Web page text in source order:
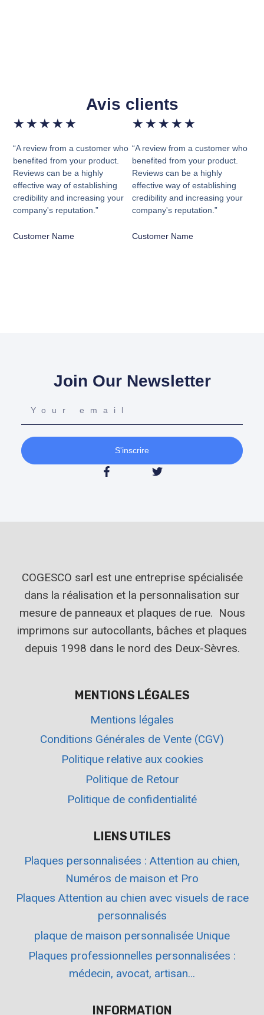
Avis clients
★ ★ ★ ★ ★
“A review from a customer who
benefited from your product.
Reviews can be a highly
effective way of establishing
credibility and increasing your
company's reputation.”
Customer Name
★ ★ ★ ★ ★
“A review from a customer who
benefited from your product.
Reviews can be a highly
effective way of establishing
credibility and increasing your
company's reputation.”
Customer Name
Join Our Newsletter
S'inscrire
COGESCO sarl est une entreprise spécialisée
dans la réalisation et la personnalisation sur
mesure de panneaux et plaques de rue. Nous
imprimons sur autocollants, bâches et plaques
depuis 1998 dans le nord des Deux-Sèvres.
MENTIONS LÉGALES
Mentions légales
Conditions Générales de Vente (CGV)
Politique relative aux cookies
Politique de Retour
Politique de confidentialité
LIENS UTILES
Plaques personnalisées : Attention au chien,
Numéros de maison et Pro
Plaques Attention au chien avec visuels de race
personnalisés
plaque de maison personnalisée Unique
Plaques professionnelles personnalisées :
médecin, avocat, artisan…
INFORMATION